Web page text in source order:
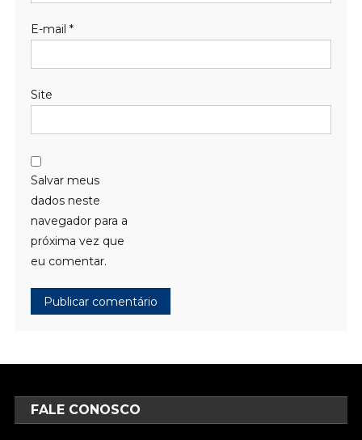
E-mail *
Site
Salvar meus
dados neste
navegador para a
próxima vez que
eu comentar.
FALE CONOSCO